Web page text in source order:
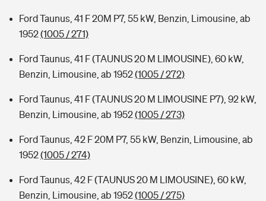
Ford Taunus, 41 F 20M P7, 55 kW, Benzin, Limousine, ab
1952(1005 / 271)
Ford Taunus, 41 F (TAUNUS 20 M LIMOUSINE), 60 kW,
Benzin, Limousine, ab 1952(1005 / 272)
Ford Taunus, 41 F (TAUNUS 20 M LIMOUSINE P7), 92 kW,
Benzin, Limousine, ab 1952(1005 / 273)
Ford Taunus, 42 F 20M P7, 55 kW, Benzin, Limousine, ab
1952(1005 / 274)
Ford Taunus, 42 F (TAUNUS 20 M LIMOUSINE), 60 kW,
Benzin, Limousine, ab 1952(1005 / 275)